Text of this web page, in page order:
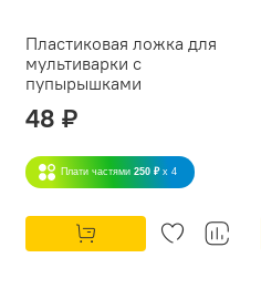
Пластиковая ложка для
мультиварки с
пупырышками
48 ₽
Плати частями 250 ₽ x 4